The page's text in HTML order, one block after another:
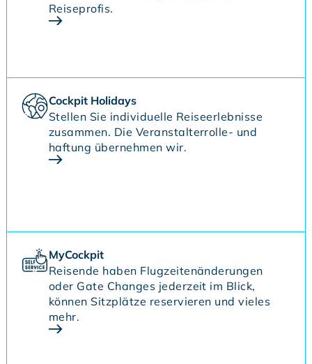
Reiseprofis.
Cockpit Holidays
Stellen Sie individuelle Reiseerlebnisse
zusammen. Die Veranstalterrolle- und
haftung übernehmen wir.
MyCockpit
Reisende haben Flugzeitenänderungen
oder Gate Changes jederzeit im Blick,
können Sitzplätze reservieren und vieles
mehr.